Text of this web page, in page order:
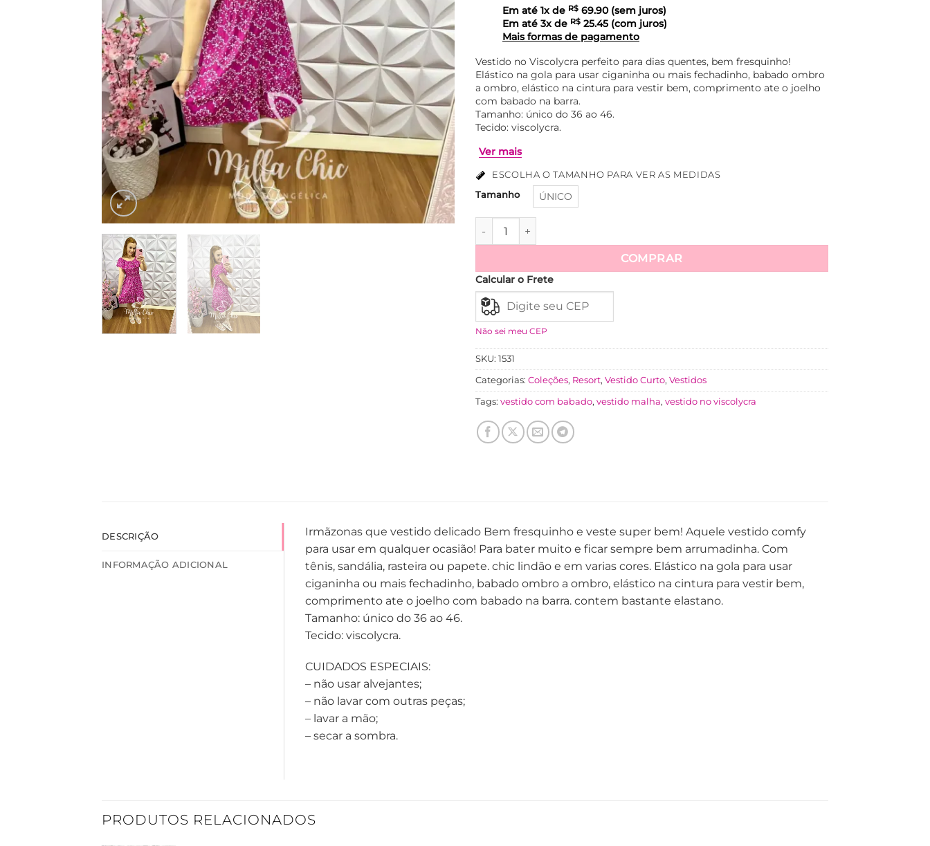
Em até 1x de R$ 69.90(sem juros)
Em até 3x de R$ 25.45 (com juros)
Mais formas de pagamento
Vestido no Viscolycra perfeito para dias quentes, bem fresquinho!
Elástico na gola para usar ciganinha ou mais fechadinho, babado ombro
a ombro, elástico na cintura para vestir bem, comprimento ate o joelho
com babado na barra.
Tamanho: único do 36 ao 46.
Tecido: viscolycra.
Ver mais
ESCOLHA O TAMANHO PARA VER AS MEDIDAS
Tamanho ÚNICO
Vestido no Viscolycra Com Babado Aline - Rosa quantidade
COMPRAR
Calcular o Frete
Não sei meu CEP
SKU: 1531
Categorias: Coleções, Resort, Vestido Curto, Vestidos
Tags: vestido com babado, vestido malha, vestido no viscolycra
DESCRIÇÃO
INFORMAÇÃO ADICIONAL
Irmãzonas que vestido delicado Bem fresquinho e veste super bem! Aquele vestido comfy
para usar em qualquer ocasião! Para bater muito e ficar sempre bem arrumadinha. Com
tênis, sandália, rasteira ou papete. chic lindão e em varias cores. Elástico na gola para usar
ciganinha ou mais fechadinho, babado ombro a ombro, elástico na cintura para vestir bem,
comprimento ate o joelho com babado na barra. contem bastante elastano.
Tamanho: único do 36 ao 46.
Tecido: viscolycra.
CUIDADOS ESPECIAIS:
– não usar alvejantes;
– não lavar com outras peças;
– lavar a mão;
– secar a sombra.
PRODUTOS RELACIONADOS